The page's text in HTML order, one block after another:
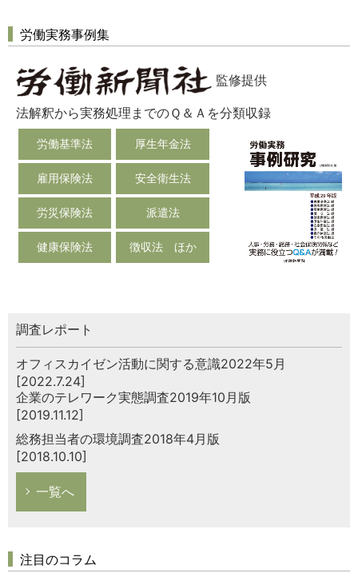
労働実務事例集
監修提供
法解釈から実務処理までのＱ＆Ａを分類収録
労働基準法 厚生年金法
雇用保険法 安全衛生法
労災保険法 派遣法
健康保険法 徴収法 ほか
調査レポート
オフィスカイゼン活動に関する意識2022年5月
[2022.7.24]
企業のテレワーク実態調査2019年10月版
[2019.11.12]
総務担当者の環境調査2018年4月版
[2018.10.10]
一覧へ
注目のコラム